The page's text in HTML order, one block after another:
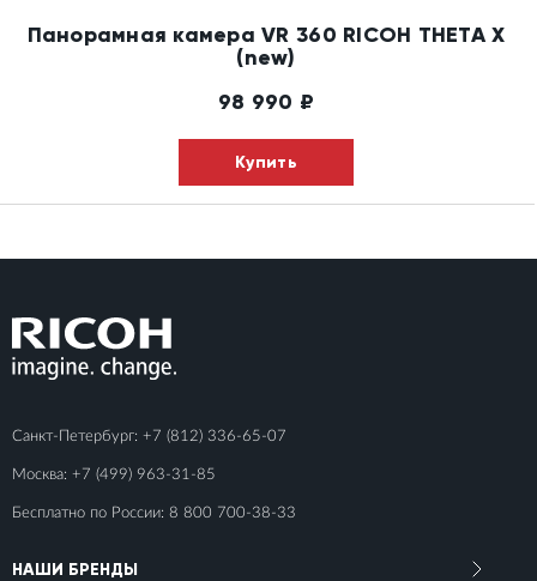
Панорамная камера VR 360 RICOH THETA X
(new)
98 990 ₽
Купить
Санкт-Петербург: +7 (812) 336-65-07
Москва: +7 (499) 963-31-85
Бесплатно по России: 8 800 700-38-33
НАШИ БРЕНДЫ